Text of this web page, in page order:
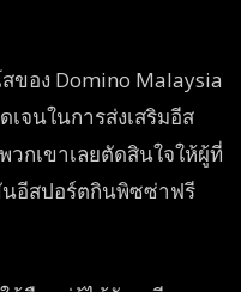
ของ Domino Malaysia
จนในการส่งเสริมอีส
วกเขาเลยตัดสินใจให้ผู้ที่
นอีสปอร์ตกินพิซซ่าฟรี